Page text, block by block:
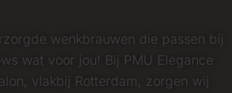
wenkbrauwen die passen bij
wat voor jou! Bij PMU Elegance
vlakbij Rotterdam, zorgen wij